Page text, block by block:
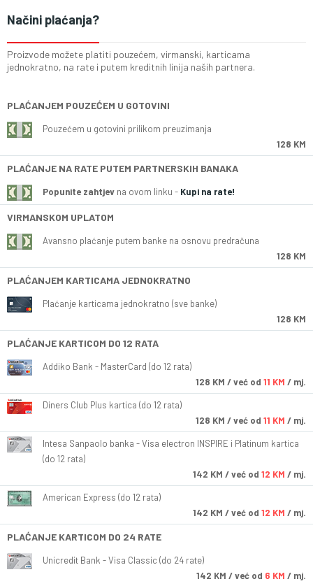
Načini plaćanja?
Proizvode možete platiti pouzećem, virmanski, karticama
jednokratno, na rate i putem kreditnih linija naših partnera.
PLAĆANJEM POUZEĆEM U GOTOVINI
Pouzećem u gotovini prilikom preuzimanja
128 KM
PLAĆANJE NA RATE PUTEM PARTNERSKIH BANAKA
Popunite zahtjev na ovom linku - Kupi na rate!
VIRMANSKOM UPLATOM
Avansno plaćanje putem banke na osnovu predračuna
128 KM
PLAĆANJEM KARTICAMA JEDNOKRATNO
Plaćanje karticama jednokratno (sve banke)
128 KM
PLAĆANJE KARTICOM DO 12 RATA
Addiko Bank - MasterCard (do 12 rata)
128 KM / već od 11 KM / mj.
Diners Club Plus kartica (do 12 rata)
128 KM / već od 11 KM / mj.
Intesa Sanpaolo banka - Visa electron INSPIRE i Platinum kartica
(do 12 rata)
142 KM / već od 12 KM / mj.
American Express (do 12 rata)
142 KM / već od 12 KM / mj.
PLAĆANJE KARTICOM DO 24 RATE
Unicredit Bank - Visa Classic (do 24 rate)
142 KM / već od 6 KM / mj.